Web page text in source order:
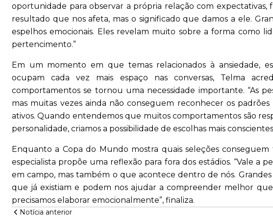
oportunidade para observar a própria relação com expectativas,
resultado que nos afeta, mas o significado que damos a ele.
espelhos emocionais. Eles revelam muito sobre a forma como
pertencimento.”
Em um momento em que temas relacionados à ansiedade,
ocupam cada vez mais espaço nas conversas, Telma
comportamentos se tornou uma necessidade importante. “As
mas muitas vezes ainda não conseguem reconhecer os
ativos. Quando entendemos que muitos comportamentos são
personalidade, criamos a possibilidade de escolhas mais
Enquanto a Copa do Mundo mostra quais seleções
especialista propõe uma reflexão para fora dos estádios. “Vale a
em campo, mas também o que acontece dentro de nós.
que já existiam e podem nos ajudar a compreender melhor
precisamos elaborar emocionalmente”, finaliza.
Notícia anterior